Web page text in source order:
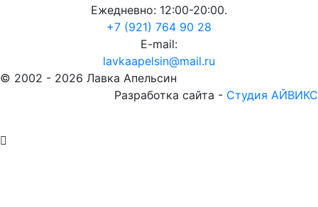
Ежедневно: 12:00-20:00.
+7 (921) 764 90 28
E-mail:
lavkaapelsin@mail.ru
© 2002 - 2026 Лавка Апельсин
Разработка сайта - Студия АЙВИКС